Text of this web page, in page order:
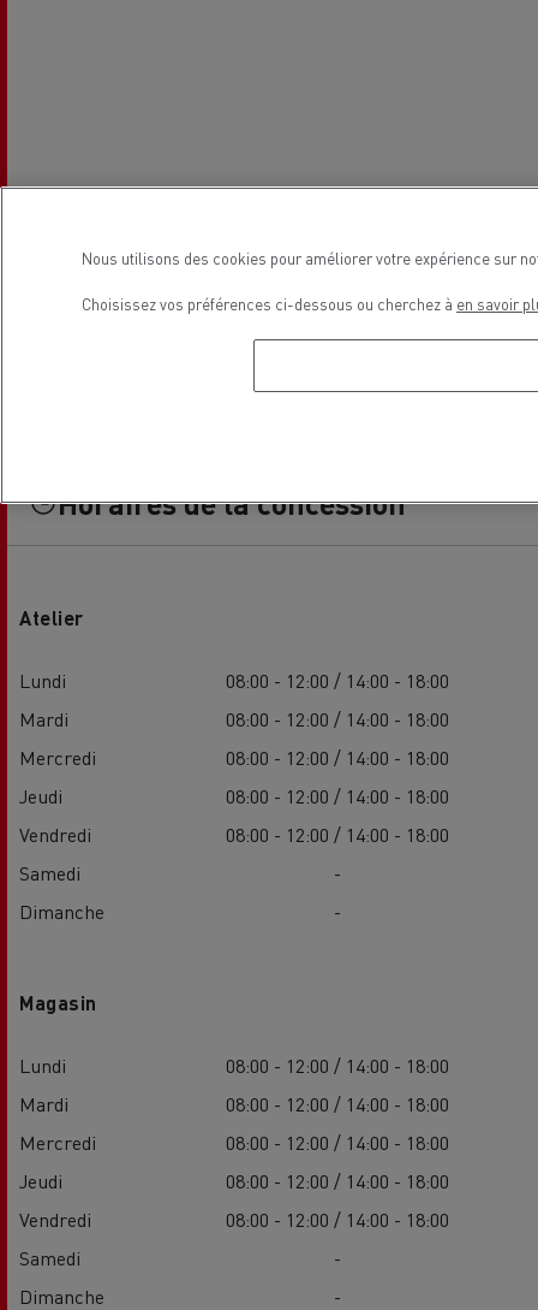
Horaires de la concession
Atelier
Lundi
08:00 - 12:00 / 14:00 - 18:00
Mardi
08:00 - 12:00 / 14:00 - 18:00
Mercredi
08:00 - 12:00 / 14:00 - 18:00
Jeudi
08:00 - 12:00 / 14:00 - 18:00
Vendredi
08:00 - 12:00 / 14:00 - 18:00
Samedi
-
Dimanche
-
Magasin
Lundi
08:00 - 12:00 / 14:00 - 18:00
Mardi
08:00 - 12:00 / 14:00 - 18:00
Mercredi
08:00 - 12:00 / 14:00 - 18:00
Jeudi
08:00 - 12:00 / 14:00 - 18:00
Vendredi
08:00 - 12:00 / 14:00 - 18:00
Samedi
-
Dimanche
-
Nous utilisons des cookies pour améliorer votre expérience sur
Choisissez vos préférences ci-dessous ou cherchez à en savoir